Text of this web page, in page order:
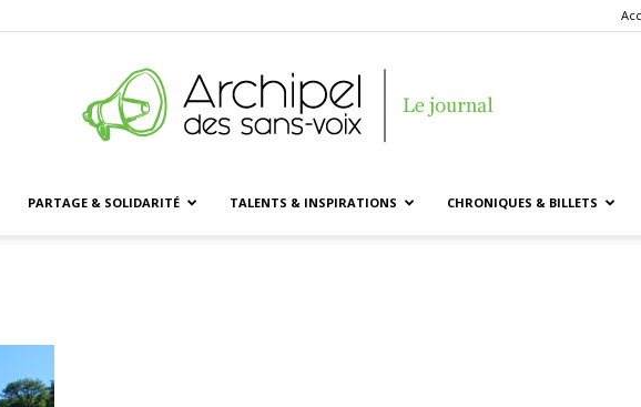
PARTAGE & SOLIDARITÉ TALENTS & INSPIRATIONS CHRONIQUES & BILLETS